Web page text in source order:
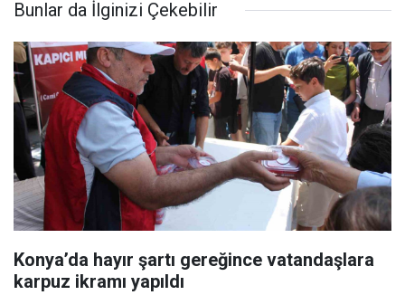
Bunlar da İlginizi Çekebilir
Konya’da hayır şartı gereğince vatandaşlara
karpuz ikramı yapıldı